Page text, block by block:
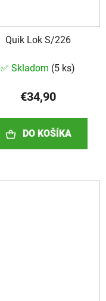
Quik Lok S/226
✅ Skladom (5 ks)
€34,90
DO KOŠÍKA